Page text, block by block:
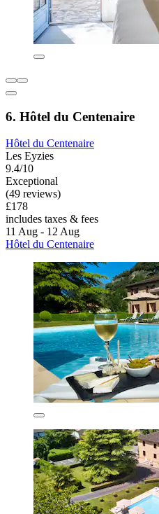
6. Hôtel du Centenaire
Hôtel du Centenaire
Les Eyzies
9.4/10
Exceptional
(49 reviews)
£178
includes taxes & fees
11 Aug - 12 Aug
Hôtel du Centenaire